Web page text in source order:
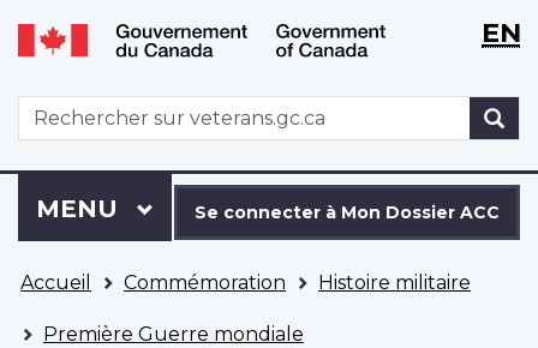
Aller
au
principal
Passer
à
version
HTML
simplifiée
WxT
WxTEN
WxT
Search
form
connecter
à
Dossier
ACC
Se connecter à Mon Dossier ACC
Menu
MENU PRINCIPAL
êtes
ici
Accueil Commémoration Histoire militaire
Première Guerre mondiale